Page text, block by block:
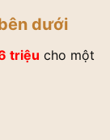
dưới
triệu cho một